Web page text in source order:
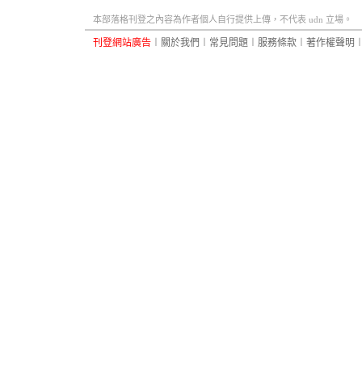
本部落格刊登之內容為作者個人自行提供上傳，不代表 udn 立場。
刊登網站廣告 關於我們 常見問題 服務條款 著作權聲明